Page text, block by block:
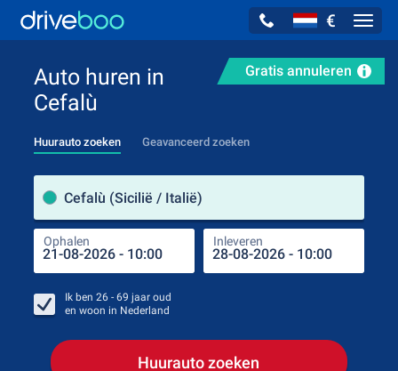
€
Gratis annuleren
Auto huren in
Cefalù
Huurauto zoeken Geavanceerd zoeken
Cefalù (Sicilië / Italië)
Ophalen Inleveren
Ik ben 26 - 69 jaar oud
en woon in Nederland
Huurauto zoeken